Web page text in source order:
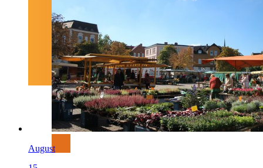
August